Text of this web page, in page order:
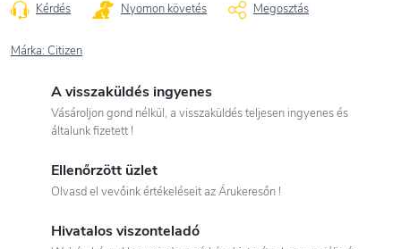
Kérdés Nyomon követés Megosztás
Márka: Citizen
A visszaküldés ingyenes
Vásároljon gond nélkül, a visszaküldés teljesen ingyenes és
általunk fizetett !
Ellenőrzött üzlet
Olvasd el vevőink értékeléseit az Árukeresőn !
Hivatalos viszonteladó